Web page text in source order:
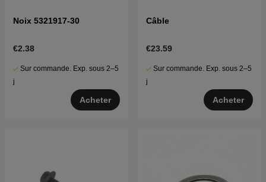
Noix 5321917-30
€2.38
Sur commande. Exp. sous 2–5
j
Acheter
Câble
€23.59
Sur commande. Exp. sous 2–5
j
Acheter